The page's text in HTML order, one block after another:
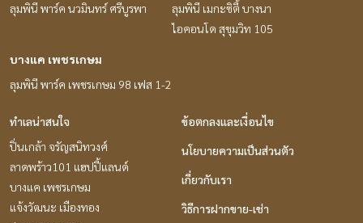
ลุมพินี พาร์ค นวมินทร์ ศรีบูรพา
ลุมพินี เมกะซิตี้ บางนา
ไอคอนโด สุขุมวิท 105
บางแค เพชรเกษม
ลุมพินี พาร์ค เพชรเกษม 98 เฟส 1-2
ทำเลน่าสนใจ
ปิ่นเกล้า จรัญสนิทวงศ์
ลาดพร้าว101 แฮปปี้แลนด์
บางแค เพชรเกษม
แจ้งวัฒนะ เมืองทอง
ข้อตกลงและเงื่อนไข
นโยบายความเป็นส่วนตัว
เกี่ยวกับเรา
วิธีการฝากขาย-เช่า